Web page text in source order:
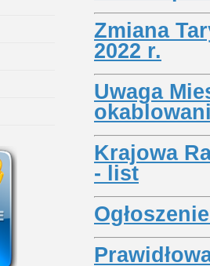
Zmiana
2022 r.
Uwaga
Krajowa
- list